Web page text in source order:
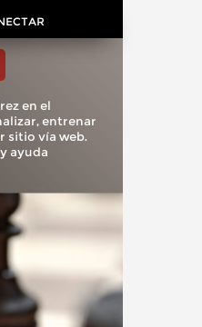
en el
entrenar
sitio vía web.
ayuda